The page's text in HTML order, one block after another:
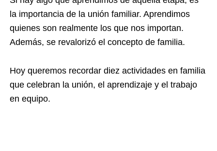
la importancia de la unión familiar. Aprendimos
quienes son realmente los que nos importan.
Además, se revalorizó el concepto de familia.
Hoy queremos recordar diez actividades en familia
que celebran la unión, el aprendizaje y el trabajo
en equipo.